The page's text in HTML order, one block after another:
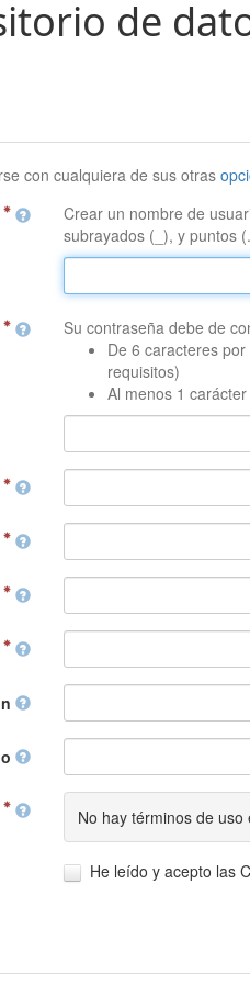
de
con cualquiera de sus otras
Crear un nombre de
subrayados (_), y puntos
Su contraseña debe de
De 6 caracteres
requisitos)
Al menos 1
No hay términos de
He leído y acepto las